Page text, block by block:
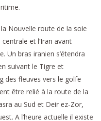
Nouvelle route de la soie
et l’Iran avant
Un bras iranien s’étendra
suivant le Tigre et
des fleuves vers le golfe
être relié à la route de la
au Sud et Deir ez-Zor,
A l’heure actuelle il existe